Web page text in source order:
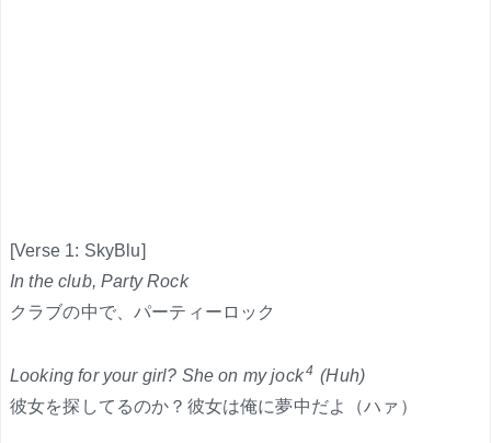
[Verse 1: SkyBlu]
In the club, Party Rock
クラブの中で、パーティーロック
Looking for your girl? She on my jock4 (Huh)
彼女を探してるのか？彼女は俺に夢中だよ（ハァ）